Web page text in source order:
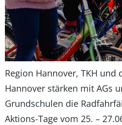
Region Hannover, TKH und
Hannover stärken mit AGs
Grundschulen die
Aktions-Tage vom 25. –